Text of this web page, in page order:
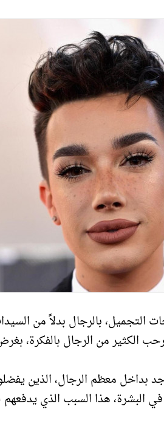
منتجات التجميل، بالرجال بدلاً من
رحب الكثير من الرجال بالفكرة،
بداخل معظم الرجال، الذين
البشرة، هذا السبب الذي